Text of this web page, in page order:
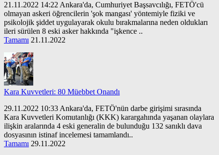
21.11.2022 14:22 Ankara'da, Cumhuriyet Başsavcılığı, FETÖ'cü
olmayan askeri öğrencilerin 'şok mangası' yöntemiyle fiziki ve
psikolojik şiddet uygulayarak okulu bırakmalarına neden oldukları
ileri sürülen 8 eski asker hakkında "işkence ..
Tamamı 21.11.2022
Kara Kuvvetleri: 80 Müebbet Onandı
29.11.2022 10:33 Ankara'da, FETÖ'nün darbe girişimi sırasında
Kara Kuvvetleri Komutanlığı (KKK) karargahında yaşanan olaylara
ilişkin aralarında 4 eski generalin de bulunduğu 132 sanıklı dava
dosyasının istinaf incelemesi tamamlandı..
Tamamı 29.11.2022